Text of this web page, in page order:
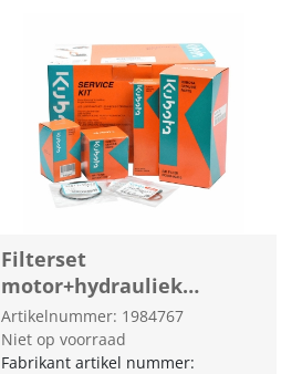
Filterset
motor+hydrauliek
KubotaRTV900
Artikelnummer: 1984767
Niet op voorraad
Fabrikant artikel nummer: